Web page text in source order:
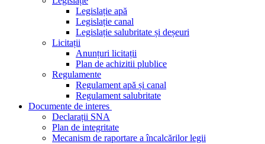
Legislație apă
Legislație canal
Legislație salubritate și deșeuri
Licitații
Anunțuri licitații
Plan de achizitii plublice
Regulamente
Regulament apă și canal
Regulament salubritate
Documente de interes
Declarații SNA
Plan de integritate
Mecanism de raportare a încalcărilor legii